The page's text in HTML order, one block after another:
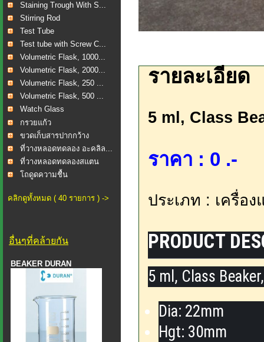
Staining Trough With S...
Stirring Rod
Test Tube
Test tube with Screw C...
Volumetric Flask, 1000...
Volumetric Flask, 2000...
Volumetric Flask, 250 ...
Volumetric Flask, 500 ...
Watch Glass
กรวยแก้ว
ขวดเก็บสารปากกว้าง
ที่วางหลอดทดลอง อะคลิล...
ที่วางหลอดทดลองสแตน
เลส...โถดูดความชื้น
คลิกดูทั้งหมด ( 40 รายการ ) ->
อื่นๆที่คล้ายกัน
BEAKER DURAN
รายละเอียด
5 ml, Class
ราคา : 0 .-
ประเภท : เครื่อง
PRODUCT
5 ml, Class
Dia: 22mm
Hgt: 30mm